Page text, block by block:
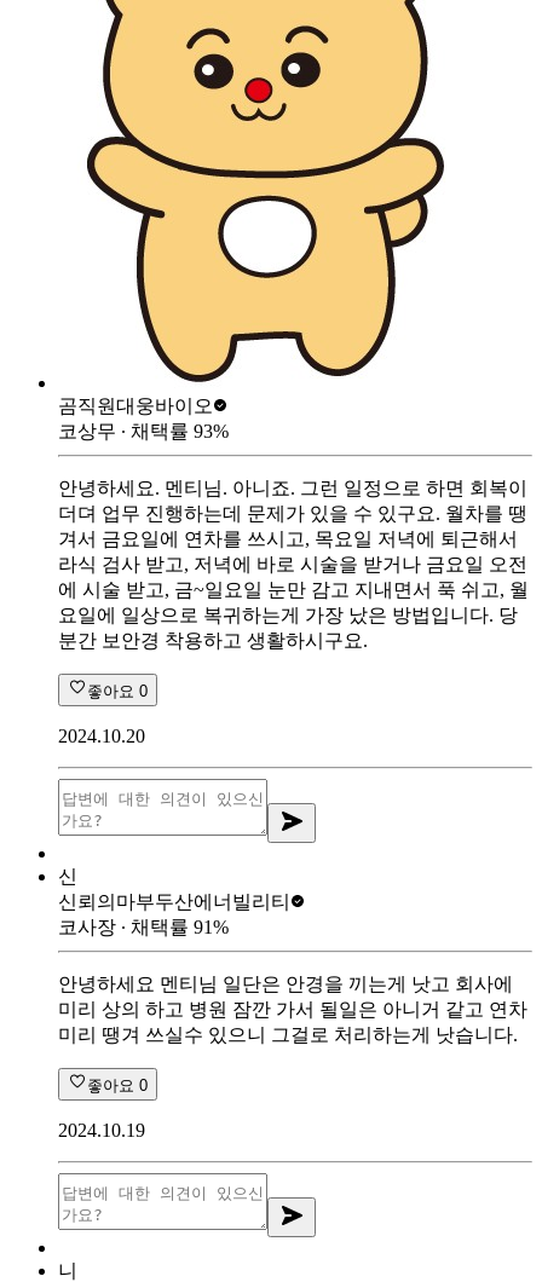
곰직원대웅바이오
코상무 ∙ 채택률 93%
안녕하세요. 멘티님. 아니죠. 그런 일정으로 하면 회복이
더뎌 업무 진행하는데 문제가 있을 수 있구요. 월차를 땡
겨서 금요일에 연차를 쓰시고, 목요일 저녁에 퇴근해서
라식 검사 받고, 저녁에 바로 시술을 받거나 금요일 오전
에 시술 받고, 금~일요일 눈만 감고 지내면서 푹 쉬고, 월
요일에 일상으로 복귀하는게 가장 났은 방법입니다. 당
분간 보안경 착용하고 생활하시구요.
좋아요 0
2024.10.20
신
신뢰의마부두산에너빌리티
코사장 ∙ 채택률 91%
안녕하세요 멘티님 일단은 안경을 끼는게 낫고 회사에
미리 상의 하고 병원 잠깐 가서 될일은 아니거 같고 연차
미리 땡겨 쓰실수 있으니 그걸로 처리하는게 낫습니다.
좋아요 0
2024.10.19
니